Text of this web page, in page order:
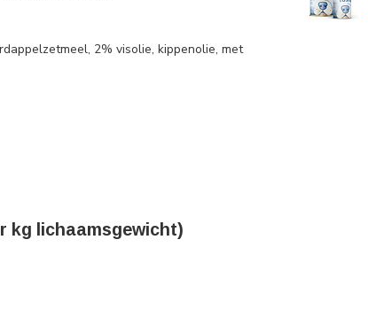
2% visolie, kippenolie, met
kg lichaamsgewicht)